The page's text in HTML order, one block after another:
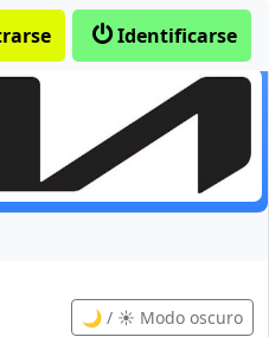
Identificarse
🌙 / ☀️ Modo oscuro